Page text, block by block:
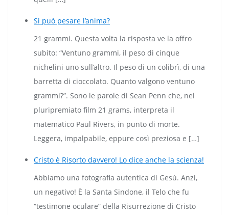
Si può pesare l’anima?
21 grammi. Questa volta la risposta ve la offro
subito: “Ventuno grammi, il peso di cinque
nichelini uno sull’altro. Il peso di un colibrì, di una
barretta di cioccolato. Quanto valgono ventuno
grammi?”. Sono le parole di Sean Penn che, nel
pluripremiato film 21 grams, interpreta il
matematico Paul Rivers, in punto di morte.
Leggera, impalpabile, eppure così preziosa e […]
Cristo è Risorto davvero! Lo dice anche la scienza!
Abbiamo una fotografia autentica di Gesù. Anzi,
un negativo! È la Santa Sindone, il Telo che fu
“testimone oculare” della Risurrezione di Cristo